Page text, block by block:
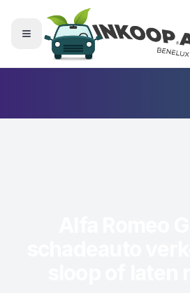
Menu openen